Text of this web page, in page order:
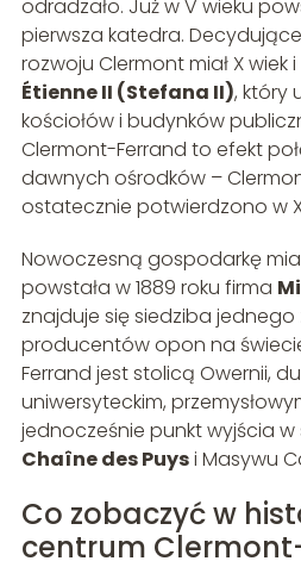
odradzało. Już w V wieku
pierwsza katedra.
rozwoju Clermont miał X wiek
Étienne II (Stefana II), który
kościołów i budynków
Clermont-Ferrand to efekt
dawnych ośrodków –
ostatecznie potwierdzono w
Nowoczesną gospodarkę
powstała w 1889 roku firma
znajduje się siedziba jednego
producentów opon na
Ferrand jest stolicą Owernii,
uniwersyteckim,
jednocześnie punkt wyjścia
Chaîne des Puysi Masywu
Co zobaczyć w
centrum